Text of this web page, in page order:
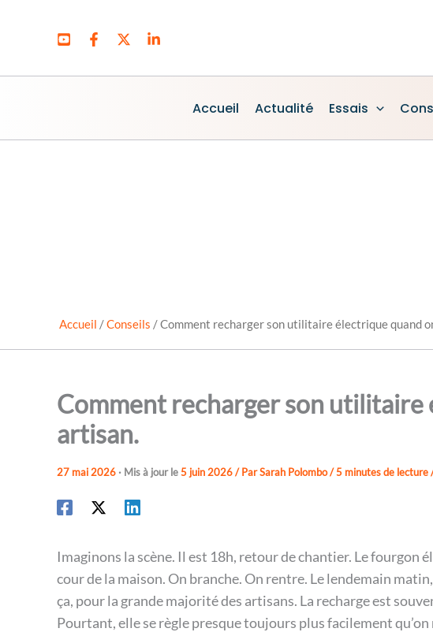
Accueil Actualité Essais
Accueil /Conseils /Comment recharger son utilitaire électrique quand
Comment recharger son utilitaire
artisan.
27 mai 2026 · Mis à jour le5 juin 2026/ ParSarah Polombo/5 minutes de lecture
Imaginons la scène. Il est 18h, retour de chantier. Le fourgon
cour de la maison. On branche. On rentre. Le lendemain
ça, pour la grande majorité des artisans. La recharge est
Pourtant, elle se règle presque toujours plus facilement qu’on